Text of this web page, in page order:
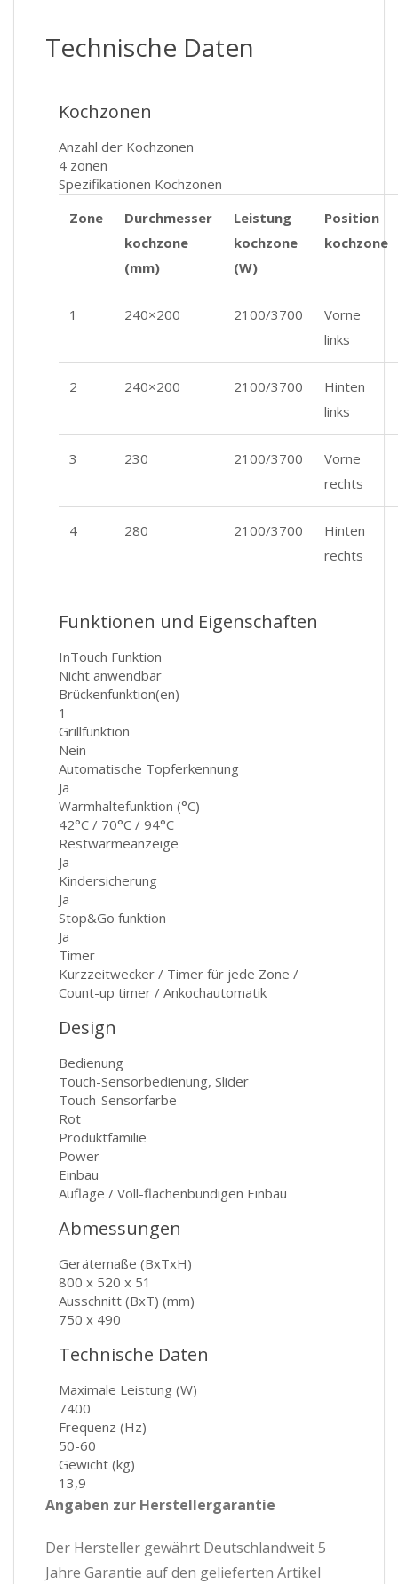
Technische Daten
Kochzonen
Anzahl der Kochzonen
4 zonen
Spezifikationen Kochzonen
Zone
Durchmesser
kochzone
(mm)
Leistung
kochzone
(W)
Position
kochzone
1 240×200 2100/3700
Vorne
links
2 240×200 2100/3700
Hinten
links
3 230 2100/3700
Vorne
rechts
4 280 2100/3700
Hinten
rechts
Funktionen und Eigenschaften
InTouch Funktion
Nicht anwendbar
Brückenfunktion(en)
1
Grillfunktion
Nein
Automatische Topferkennung
Ja
Warmhaltefunktion (°C)
42°C / 70°C / 94°C
Restwärmeanzeige
Ja
Kindersicherung
Ja
Stop&Go funktion
Ja
Timer
Kurzzeitwecker / Timer für jede Zone /
Count-up timer / Ankochautomatik
Design
Bedienung
Touch-Sensorbedienung, Slider
Touch-Sensorfarbe
Rot
Produktfamilie
Power
Einbau
Auflage / Voll-flächenbündigen Einbau
Abmessungen
Gerätemaße (BxTxH)
800 x 520 x 51
Ausschnitt (BxT) (mm)
750 x 490
Technische Daten
Maximale Leistung (W)
7400
Frequenz (Hz)
50-60
Gewicht (kg)
13,9
Angaben zur Herstellergarantie
Der Hersteller gewährt Deutschlandweit 5
Jahre Garantie auf den gelieferten Artikel